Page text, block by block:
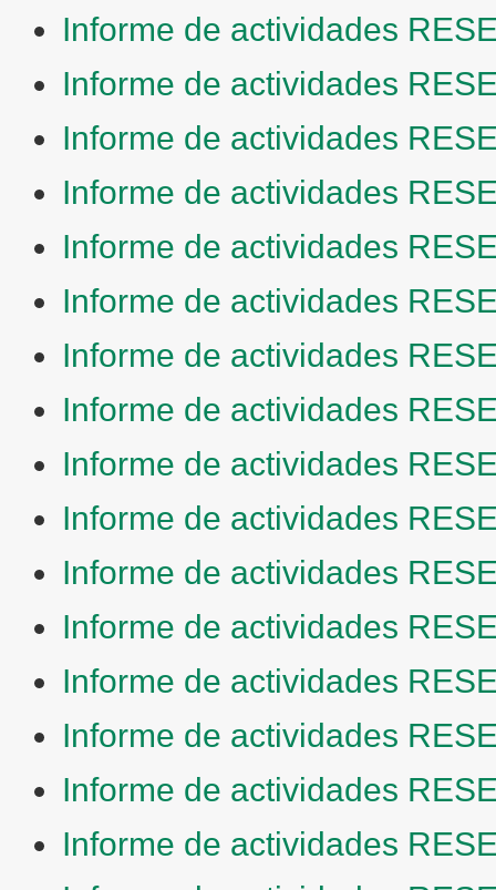
Informe de actividades
Informe de actividades
Informe de actividades
Informe de actividades
Informe de actividades
Informe de actividades
Informe de actividades
Informe de actividades
Informe de actividades
Informe de actividades
Informe de actividades
Informe de actividades
Informe de actividades
Informe de actividades
Informe de actividades
Informe de actividades